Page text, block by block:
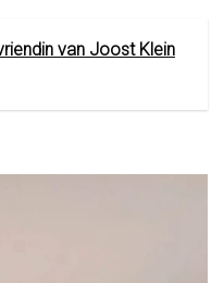
van Joost Klein